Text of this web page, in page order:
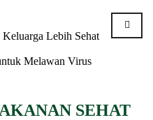
SEHAT